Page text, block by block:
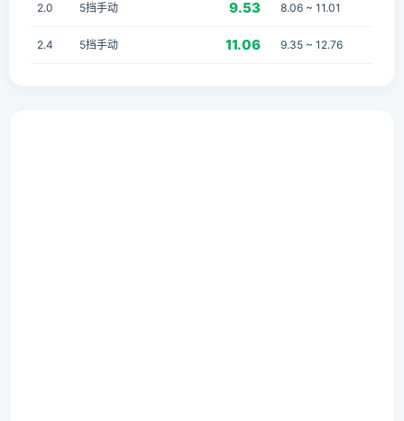
2.0 5挡手动 9.53 8.06 ~ 11.01
2.4 5挡手动 11.06 9.35 ~ 12.76